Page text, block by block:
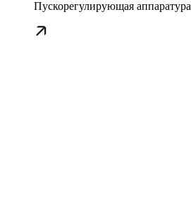
Пускорегулирующая аппаратура